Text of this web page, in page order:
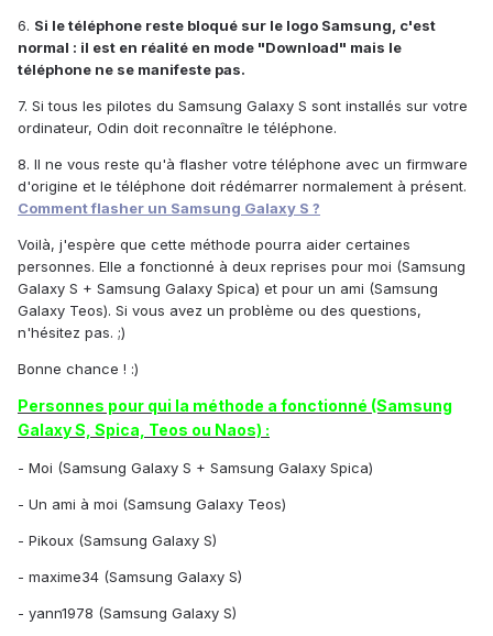
6. Si le téléphone reste bloqué sur le logo Samsung, c'est
normal : il est en réalité en mode "Download" mais le
téléphone ne se manifeste pas.
7. Si tous les pilotes du Samsung Galaxy S sont installés sur votre
ordinateur, Odin doit reconnaître le téléphone.
8. Il ne vous reste qu'à flasher votre téléphone avec un firmware
d'origine et le téléphone doit rédémarrer normalement à présent.
Comment flasher un Samsung Galaxy S ?
Voilà, j'espère que cette méthode pourra aider certaines
personnes. Elle a fonctionné à deux reprises pour moi (Samsung
Galaxy S + Samsung Galaxy Spica) et pour un ami (Samsung
Galaxy Teos). Si vous avez un problème ou des questions,
n'hésitez pas. ;)
Bonne chance ! :)
Personnes pour qui la méthode a fonctionné (Samsung
Galaxy S, Spica, Teos ou Naos) :
- Moi (Samsung Galaxy S + Samsung Galaxy Spica)
- Un ami à moi (Samsung Galaxy Teos)
- Pikoux (Samsung Galaxy S)
- maxime34 (Samsung Galaxy S)
- yann1978 (Samsung Galaxy S)